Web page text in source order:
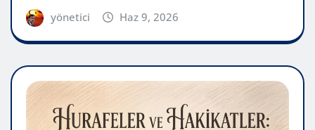
yönetici Haz 9, 2026